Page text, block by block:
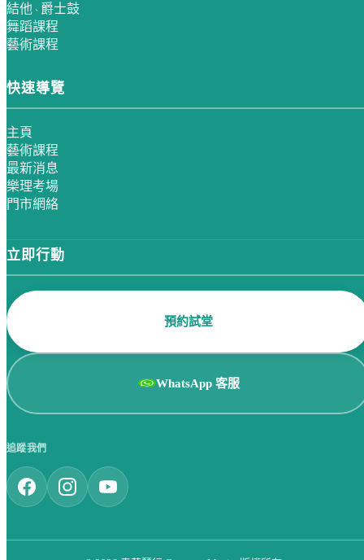
結他 、 爵士鼓
舞蹈課程
藝術課程
快速導覽
主頁
藝術課程
最新消息
樂理考場
門市網絡
立即行動
預約試堂
WhatsApp 客服
追蹤我們